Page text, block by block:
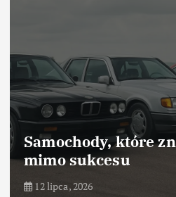
Samochody, które
mimo sukcesu
12 lipca, 2026